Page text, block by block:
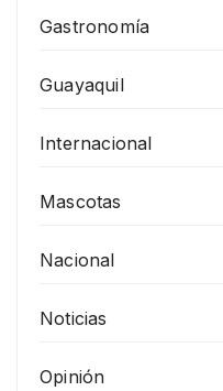
Gastronomía
Guayaquil
Internacional
Mascotas
Nacional
Noticias
Opinión